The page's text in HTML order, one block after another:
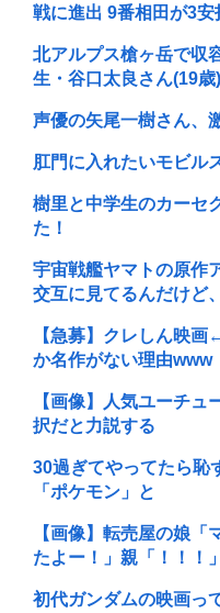
戦に進出 9番相田が3安
北アルプス槍ヶ岳で収
生・谷口太良さん(19歳
声優の矢尾一樹さん、
肛門に入れたいモビル
樹里と中学生のカーセ
た！
宇宙戦艦ヤマトの原作
交互に見てるんだけど
【急募】クレしん映
か名作がない理由www
【画像】人気ユーチ
択だと力説する
30過ぎてやってたら恥
「ポケモン」と
【画像】転売屋の娘「
たよー！」親「！！！」
初代ガンダムの映画っ